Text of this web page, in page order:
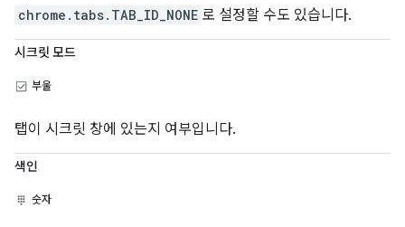
chrome.tabs.TAB_ID_NONE 로 설정할 수도 있습니다.
시크릿 모드
부울
탭이 시크릿 창에 있는지 여부입니다.
색인
숫자